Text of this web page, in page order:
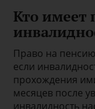
Кто имеет
Право на
если
прохождения
месяцев после
инвалидность